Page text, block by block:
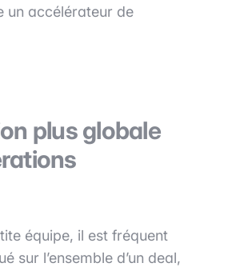
un accélérateur de
plus globale
équipe, il est fréquent
sur l’ensemble d’un deal,